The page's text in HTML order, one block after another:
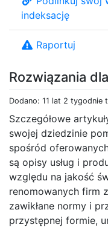
Rozwiązania
Dodano: 11 lat 2 tygodnie
Szczegółowe
swojej dziedzinie
spośród
są opisy usług i
względu na jakość
renomowanych firm
zawikłane normy i
przystępnej formie,
indeksację
Raportuj